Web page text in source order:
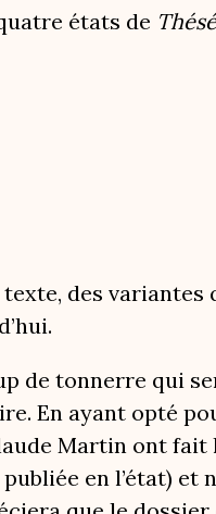
états de
des
de tonnerre qui
En ayant opté
Martin ont
en l’état) et